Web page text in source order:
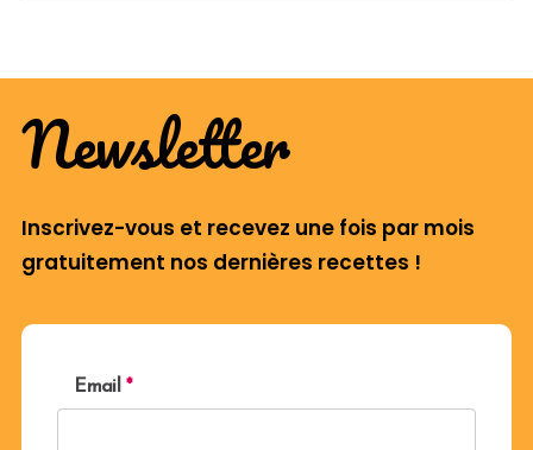
Newsletter
Inscrivez-vous et recevez une fois par mois
gratuitement nos dernières recettes !